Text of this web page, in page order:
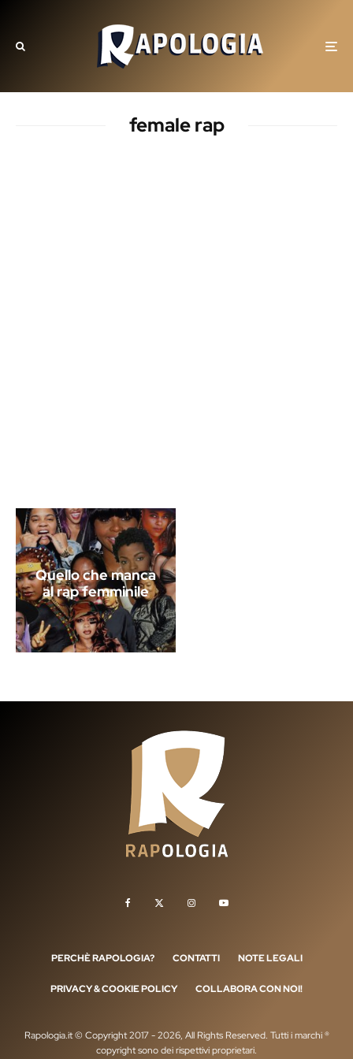
female rap
Quello che manca
al rap femminile
PERCHÈ RAPOLOGIA? CONTATTI NOTE LEGALI
PRIVACY & COOKIE POLICY COLLABORA CON NOI!
Rapologia.it © Copyright 2017 - 2026, All Rights Reserved. Tutti i marchi ®
copyright sono dei rispettivi proprietari.